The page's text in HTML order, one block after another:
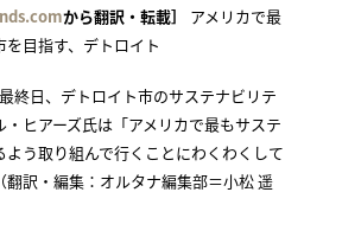
から翻訳・転載］
アメリカで最
目指す、デトロイト
終日、デトロイト市のサステナビリテ
ヒアーズ氏は「アメリカで最もサステ
よう取り組んで行くことにわくわくして
翻訳・編集：オルタナ編集部＝小松 遥